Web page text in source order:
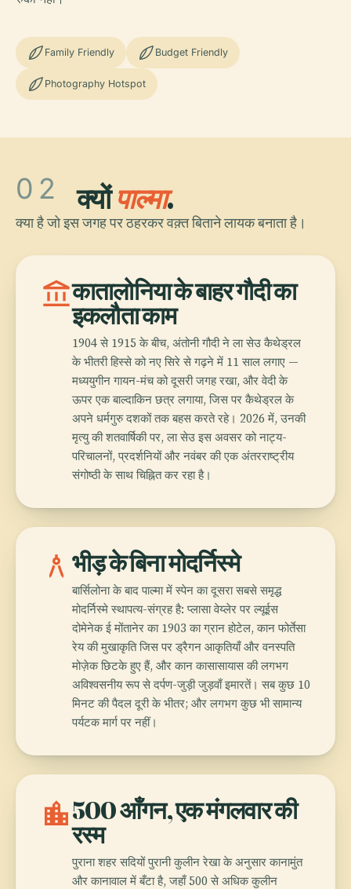
Family Friendly Budget Friendly
Photography Hotspot
02 क्योंपाल्मा.
क्या है जो इस जगह पर ठहरकर वक़्त बिताने लायक बनाता है।
account_balanceकातालोनिया के बाहर गौदी का
इकलौता काम
1904 से 1915 के बीच, अंतोनी गौदी ने ला सेउ कैथेड्रल
के भीतरी हिस्से को नए सिरे से गढ़ने में 11 साल लगाए —
मध्ययुगीन गायन-मंच को दूसरी जगह रखा, और वेदी के
ऊपर एक बाल्दाकिन छत्र लगाया, जिस पर कैथेड्रल के
अपने धर्मगुरु दशकों तक बहस करते रहे। 2026 में, उनकी
मृत्यु की शतवार्षिकी पर, ला सेउ इस अवसर को नाट्य-
परिचालनों, प्रदर्शनियों और नवंबर की एक अंतरराष्ट्रीय
संगोष्ठी के साथ चिह्नित कर रहा है।
architecture भीड़ के बिना मोदर्निस्मे
बार्सिलोना के बाद पाल्मा में स्पेन का दूसरा सबसे समृद्ध
मोदर्निस्मे स्थापत्य-संग्रह है: प्लासा वेय्लेर पर ल्यूईस
दोमेनेक ई मोंतानेर का 1903 का ग्रान होटेल, कान फोर्तेसा
रेय की मुखाकृति जिस पर ड्रैगन आकृतियाँ और वनस्पति
मोज़ेक छिटके हुए हैं, और कान कासासायास की लगभग
अविश्वसनीय रूप से दर्पण-जुड़ी जुड़वाँ इमारतें। सब कुछ 10
मिनट की पैदल दूरी के भीतर; और लगभग कुछ भी सामान्य
पर्यटक मार्ग पर नहीं।
location_city500 आँगन, एक मंगलवार की
रस्म
पुराना शहर सदियों पुरानी कुलीन रेखा के अनुसार कानामुंत
और कानावाल में बँटा है, जहाँ 500 से अधिक कुलीन